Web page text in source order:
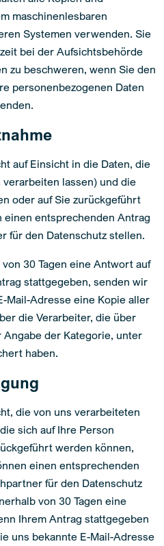
maschinenlesbaren
Systemen verwenden. Sie
bei der Aufsichtsbehörde
zu beschweren, wenn Sie den
personenbezogenen Daten
auf Einsicht in die Daten, die
lassen) und die
oder auf Sie zurückgeführt
entsprechenden Antrag
für den Datenschutz stellen.
30 Tagen eine Antwort auf
stattgegeben, senden wir
Mail-Adresse eine Kopie aller
die Verarbeiter, die über
der Kategorie, unter
haben.
die von uns verarbeiteten
sich auf Ihre Person
werden können,
einen entsprechenden
für den Datenschutz
von 30 Tagen eine
Ihrem Antrag stattgegeben
uns bekannte E-Mail-Adresse